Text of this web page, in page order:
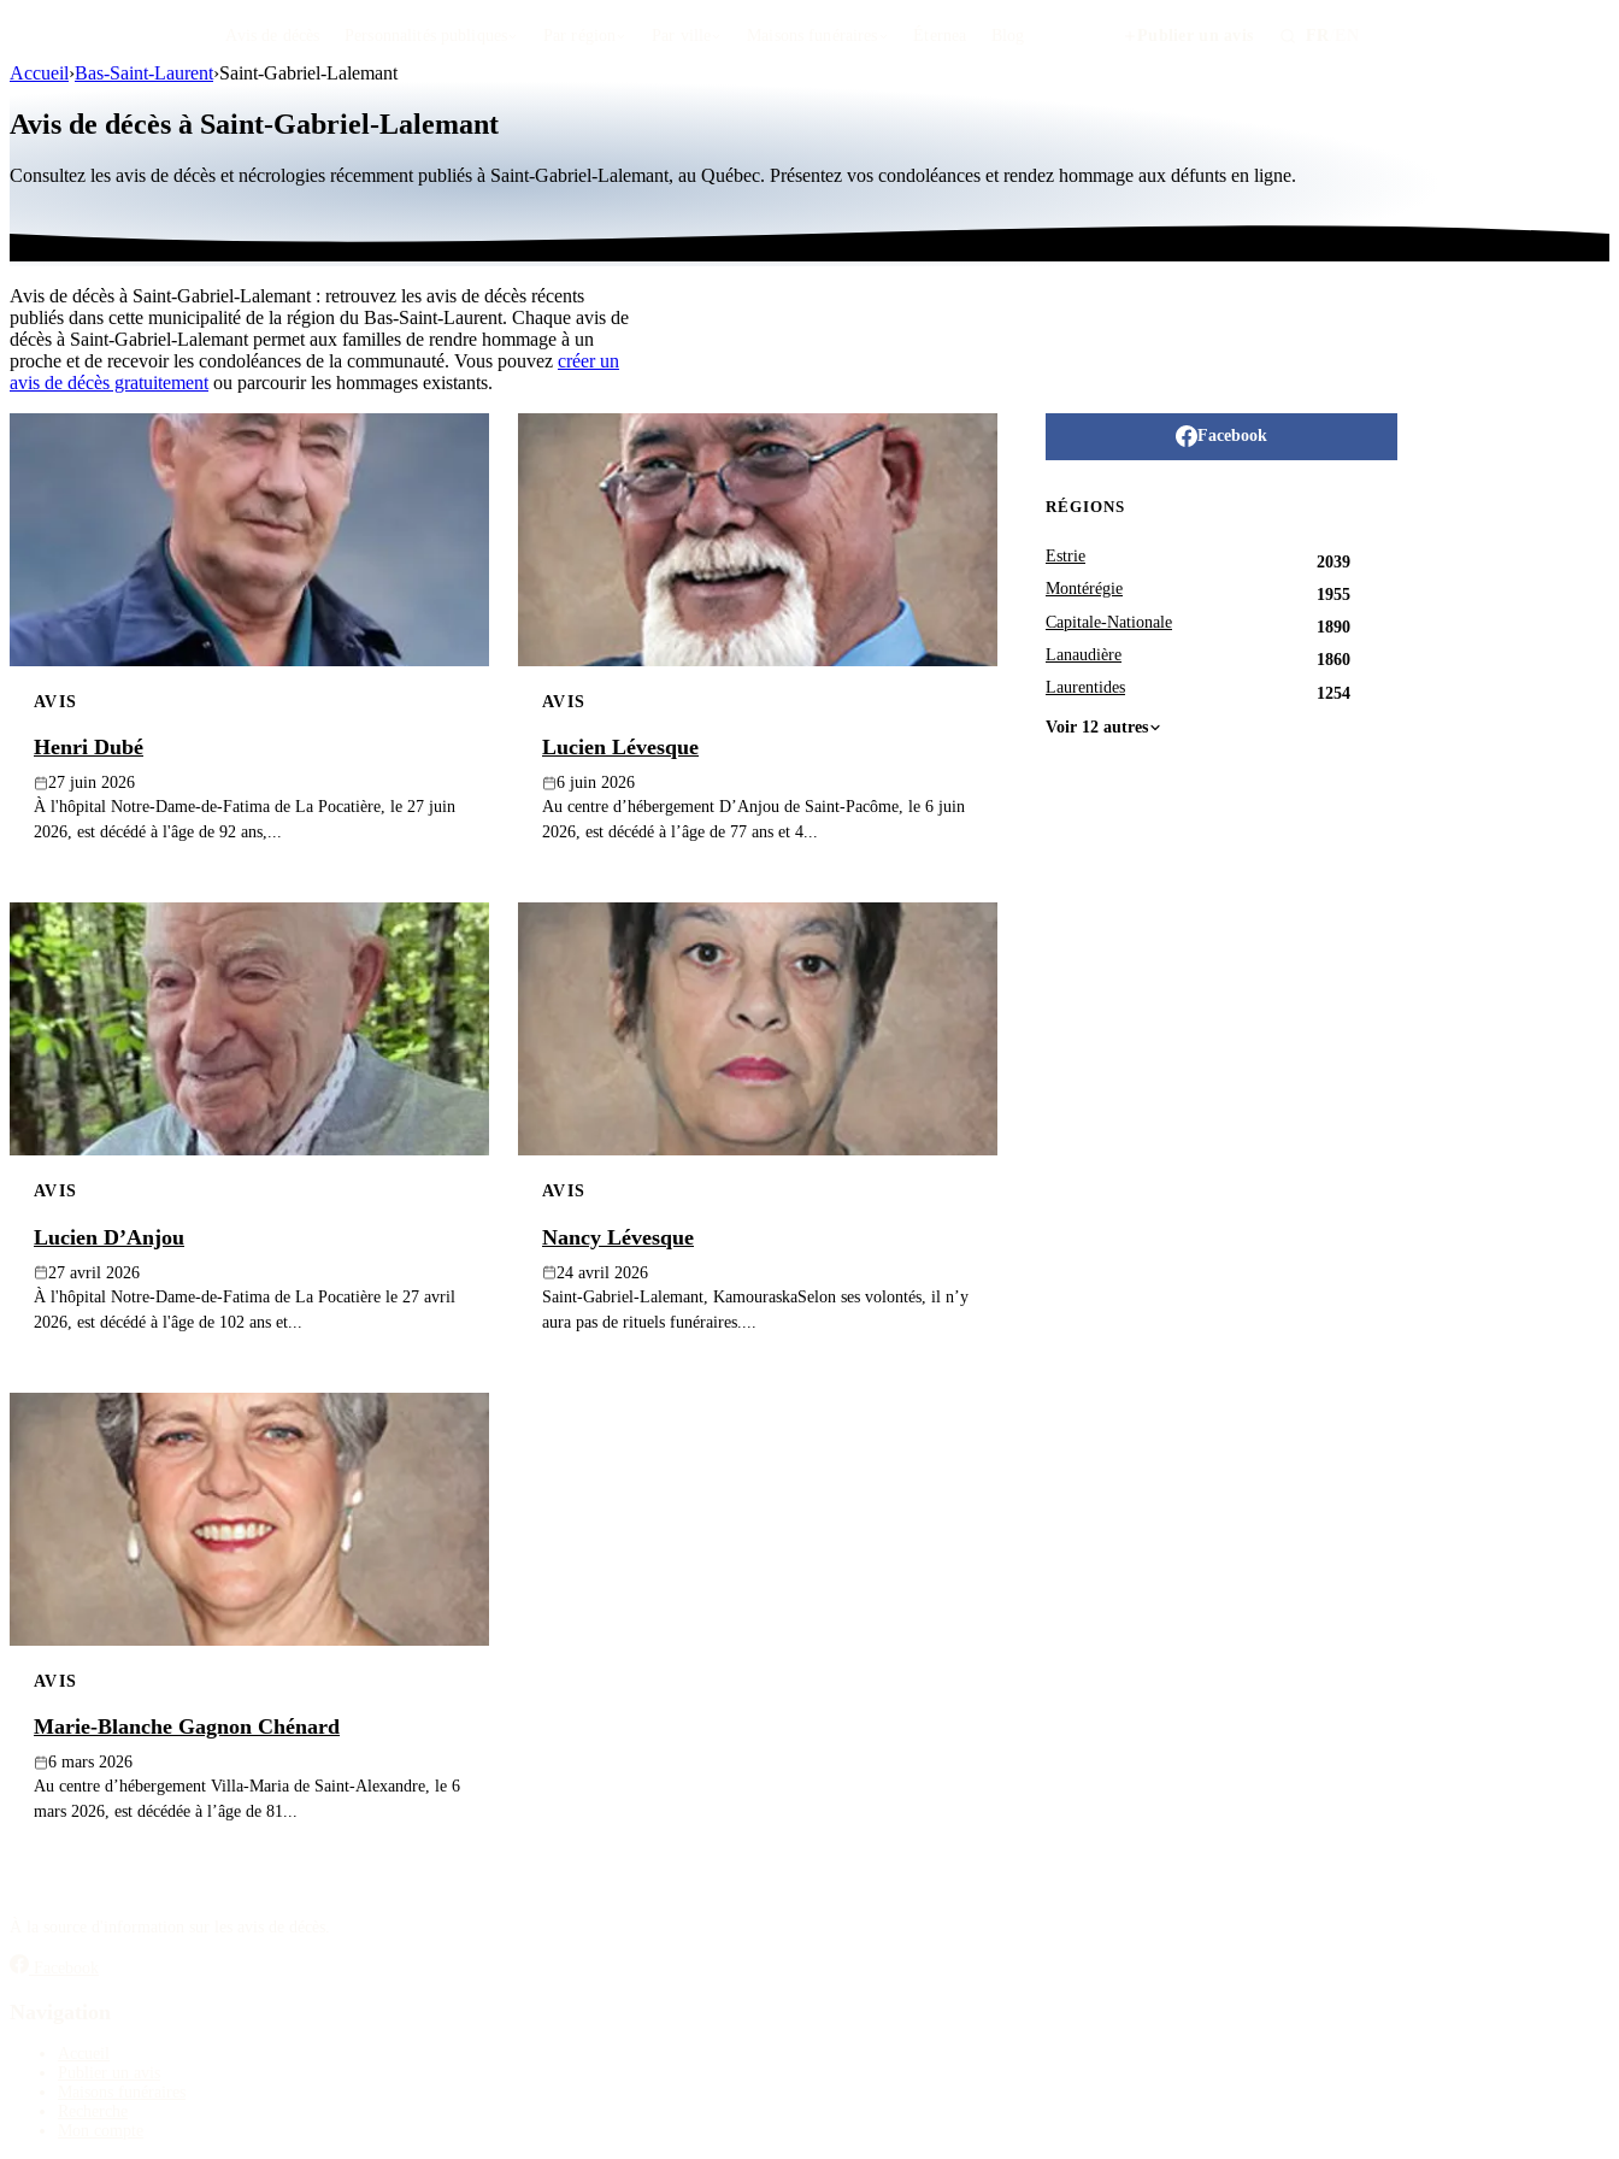
Accueil›Bas-Saint-Laurent›Saint-Gabriel-Lalemant
Avis de décès à Saint-Gabriel-Lalemant
Consultez les avis de décès et nécrologies récemment publiés à Saint-Gabriel-Lalemant, au Québec. Présentez vos condoléances et rendez hommage aux défunts en ligne.
Avis de décès à Saint-Gabriel-Lalemant : retrouvez les avis de décès récents
publiés dans cette municipalité de la région du Bas-Saint-Laurent. Chaque avis de
décès à Saint-Gabriel-Lalemant permet aux familles de rendre hommage à un
proche et de recevoir les condoléances de la communauté. Vous pouvez créer un
avis de décès gratuitement ou parcourir les hommages existants.
AVIS
Henri Dubé
27 juin 2026
À l'hôpital Notre-Dame-de-Fatima de La Pocatière, le 27 juin
2026, est décédé à l'âge de 92 ans,...
AVIS
Lucien Lévesque
6 juin 2026
Au centre d’hébergement D’Anjou de Saint-Pacôme, le 6 juin
2026, est décédé à l’âge de 77 ans et 4...
AVIS
Lucien D’Anjou
27 avril 2026
À l'hôpital Notre-Dame-de-Fatima de La Pocatière le 27 avril
2026, est décédé à l'âge de 102 ans et...
AVIS
Nancy Lévesque
24 avril 2026
Saint-Gabriel-Lalemant, KamouraskaSelon ses volontés, il n’y
aura pas de rituels funéraires....
AVIS
Marie-Blanche Gagnon Chénard
6 mars 2026
Au centre d’hébergement Villa-Maria de Saint-Alexandre, le 6
mars 2026, est décédée à l’âge de 81...
Facebook
RÉGIONS
Estrie
2039
Montérégie
1955
Capitale-Nationale
1890
Lanaudière
1860
Laurentides
1254
Voir 12 autres